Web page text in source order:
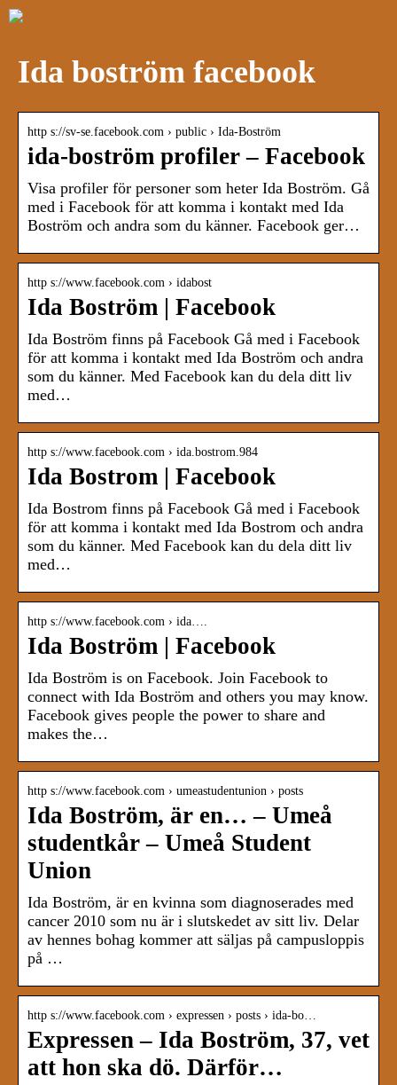
Ida boström facebook
http s://sv-se.facebook.com › public › Ida-Boström
ida-boström profiler – Facebook
Visa profiler för personer som heter Ida Boström. Gå
med i Facebook för att komma i kontakt med Ida
Boström och andra som du känner. Facebook ger…
http s://www.facebook.com › idabost
Ida Boström | Facebook
Ida Boström finns på Facebook Gå med i Facebook
för att komma i kontakt med Ida Boström och andra
som du känner. Med Facebook kan du dela ditt liv
med…
http s://www.facebook.com › ida.bostrom.984
Ida Bostrom | Facebook
Ida Bostrom finns på Facebook Gå med i Facebook
för att komma i kontakt med Ida Bostrom och andra
som du känner. Med Facebook kan du dela ditt liv
med…
http s://www.facebook.com › ida….
Ida Boström | Facebook
Ida Boström is on Facebook. Join Facebook to
connect with Ida Boström and others you may know.
Facebook gives people the power to share and
makes the…
http s://www.facebook.com › umeastudentunion › posts
Ida Boström, är en… – Umeå
studentkår – Umeå Student
Union
Ida Boström, är en kvinna som diagnoserades med
cancer 2010 som nu är i slutskedet av sitt liv. Delar
av hennes bohag kommer att säljas på campusloppis
på …
http s://www.facebook.com › expressen › posts › ida-bo…
Expressen – Ida Boström, 37, vet
att hon ska dö. Därför…